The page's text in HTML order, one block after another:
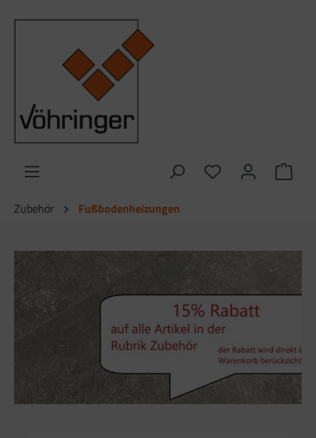
springen
Zubehör Fußbodenheizungen